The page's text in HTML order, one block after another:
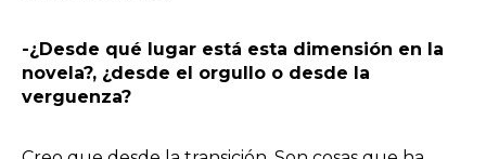
-¿Desde qué lugar está esta dimensión en la
novela?, ¿desde el orgullo o desde la
verguenza?